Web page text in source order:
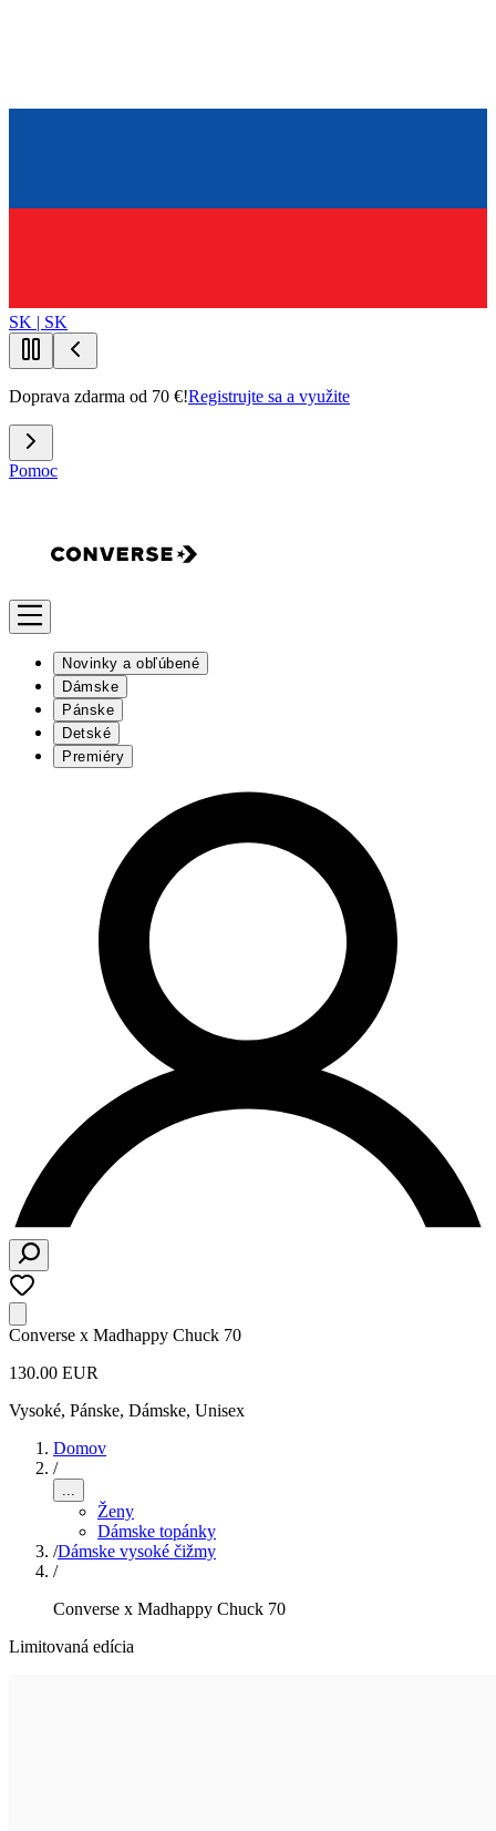
SK | SK
Doprava zdarma od 70 €!Registrujte sa a využite
Pomoc
Novinky a obľúbené
Dámske
Pánske
Detské
Premiéry
Converse x Madhappy Chuck 70
130.00 EUR
Vysoké, Pánske, Dámske, Unisex
Domov
/
...
Ženy
Dámske topánky
/Dámske vysoké čižmy
/
Converse x Madhappy Chuck 70
Limitovaná edícia